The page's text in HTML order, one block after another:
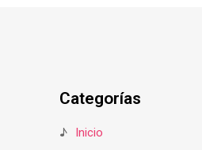
Categorías
♪
Inicio